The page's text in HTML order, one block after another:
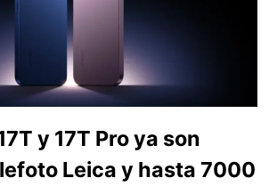
y 17T Pro ya son
Leica y hasta 7000